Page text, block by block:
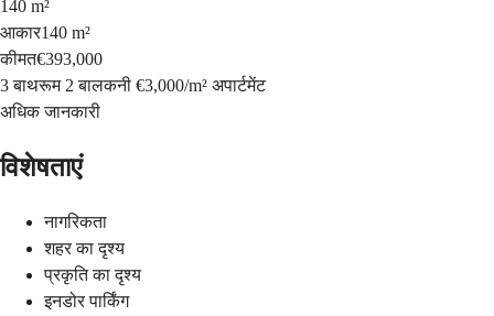
140 m²
आकार140 m²
कीमत€393,000
3 बाथरूम 2 बालकनी €3,000/m² अपार्टमेंट
अधिक जानकारी
विशेषताएं
नागरिकता
शहर का दृश्य
प्रकृति का दृश्य
इनडोर पार्किंग